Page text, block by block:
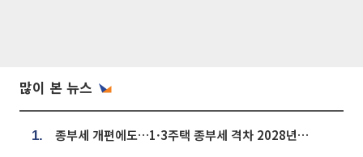
많이 본 뉴스
1. 종부세 개편에도…1·3주택 종부세 격차 2028년부터 확대